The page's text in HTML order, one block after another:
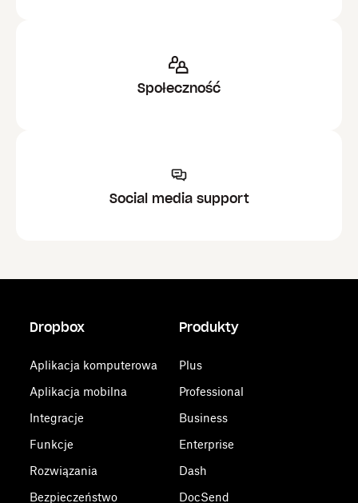
Społeczność
Social media support
Dropbox
Aplikacja komputerowa
Aplikacja mobilna
Integracje
Funkcje
Rozwiązania
Bezpieczeństwo
Produkty
Plus
Professional
Business
Enterprise
Dash
DocSend